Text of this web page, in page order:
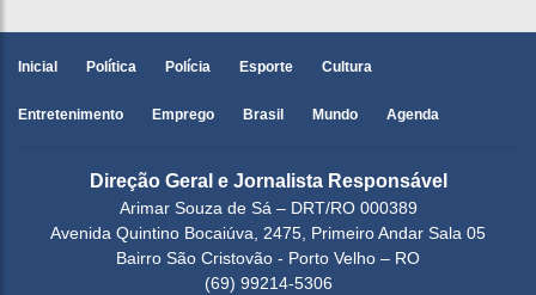
Inicial Política Polícia Esporte Cultura
Entretenimento Emprego Brasil Mundo Agenda
Direção Geral e Jornalista Responsável
Arimar Souza de Sá – DRT/RO 000389
Avenida Quintino Bocaiúva, 2475, Primeiro Andar Sala 05
Bairro São Cristovão - Porto Velho – RO
(69) 99214-5306